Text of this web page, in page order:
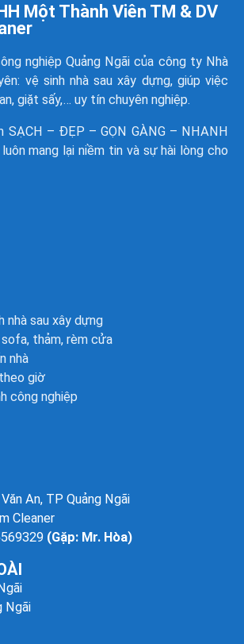
Một Thành Viên TM & DV
nghiệp Quảng Ngãi của công ty Nhà
vệ sinh nhà sau xây dựng, giúp việc
giặt sấy,… uy tín chuyên nghiệp.
SẠCH – ĐẸP – GỌN GÀNG – NHANH
mang lại niềm tin và sự hài lòng cho
nhà sau xây dựng
thảm, rèm cửa
nhà
giờ
công nghiệp
An, TP Quảng Ngãi
Cleaner
(Gặp: Mr. Hòa)
Ngãi